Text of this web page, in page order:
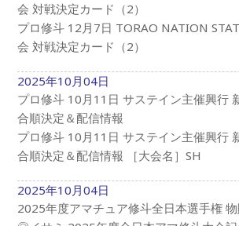
会 対戦決定カード（2）
プロ修斗 12月7日 TORAO NATION
会 対戦決定カード（2）
2025年10月04日
プロ修斗 10月11日 サステイン主催興行
合順決定＆配信情報
プロ修斗 10月11日 サステイン主催興行
合順決定＆配信情報 ［大会名］SH
2025年10月04日
2025年度アマチュア修斗全日本選手権